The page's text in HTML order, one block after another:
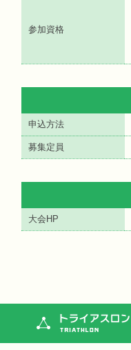
参加資格
申込方法
募集定員
大会HP
トライアスロン